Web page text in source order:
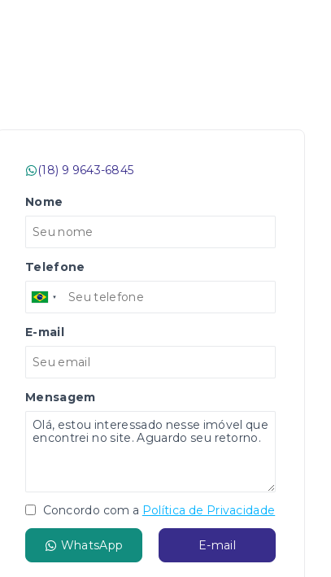
(18) 9 9643-6845
Nome
Telefone
E-mail
Mensagem
Concordo com a Política de Privacidade
WhatsApp E-mail